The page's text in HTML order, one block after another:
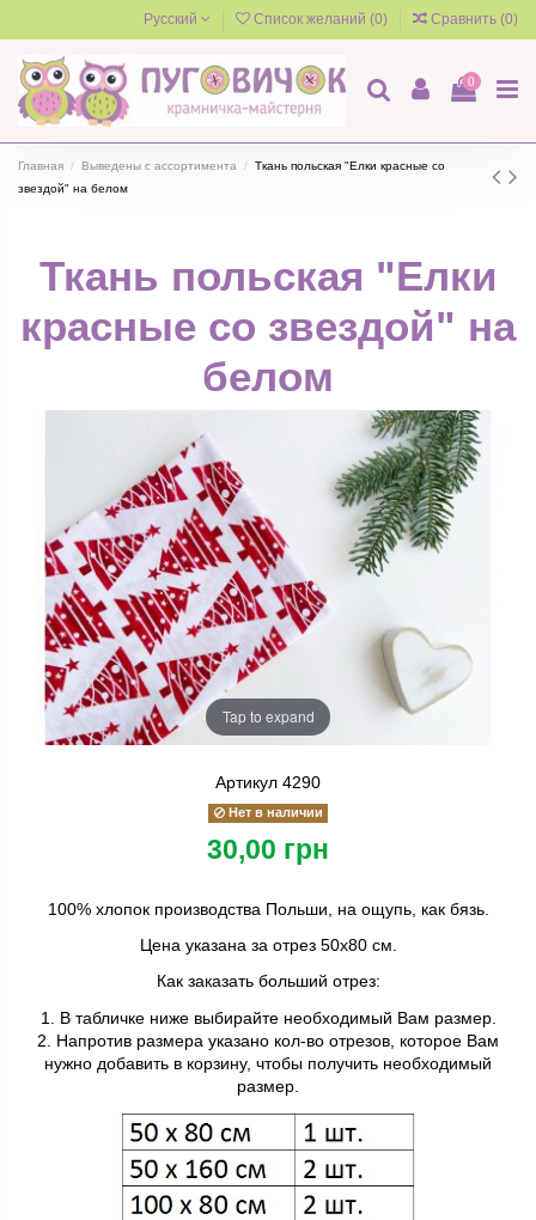
Русский Список желаний (0) Сравнить (0)
0
Главная Выведены с ассортимента
Ткань польская "Елки красные со
звездой" на белом
Ткань польская "Елки
красные со звездой" на
белом
Tap to expand
Артикул 4290
Нет в наличии
30,00 грн
100% хлопок производства Польши, на ощупь, как бязь.
Цена указана за отрез 50х80 см.
Как заказать больший отрез:
1. В табличке ниже выбирайте необходимый Вам размер.
2. Напротив размера указано кол-во отрезов, которое Вам
нужно добавить в корзину, чтобы получить необходимый
размер.